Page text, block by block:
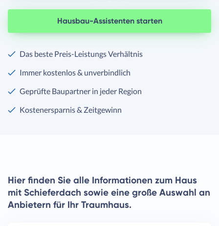
Hausbau-Assistenten starten
Das beste Preis-Leistungs Verhältnis
Immer kostenlos & unverbindlich
Geprüfte Baupartner in jeder Region
Kostenersparnis & Zeitgewinn
Hier finden Sie alle Informationen zum Haus
mit Schieferdach sowie eine große Auswahl an
Anbietern für Ihr Traumhaus.